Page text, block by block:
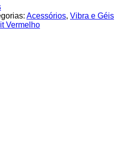
Acessórios, Vibra e Géis
Vermelho